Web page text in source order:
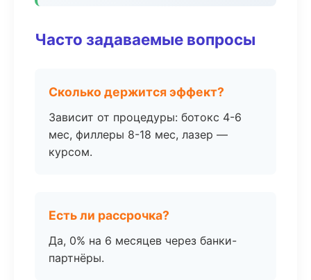
Часто задаваемые вопросы
Сколько держится эффект?
Зависит от процедуры: ботокс 4-6
мес, филлеры 8-18 мес, лазер —
курсом.
Есть ли рассрочка?
Да, 0% на 6 месяцев через банки-
партнёры.